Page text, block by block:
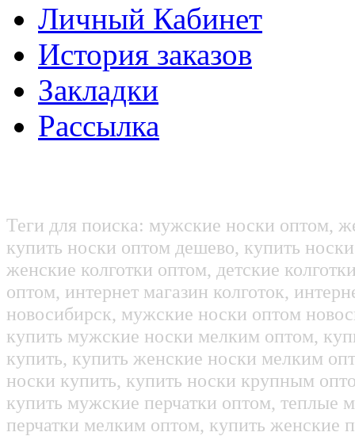
Личный Кабинет
История заказов
Закладки
Рассылка
Теги для поиска: мужские носки оптом,
купить носки оптом дешево, купить
женские колготки оптом, детские
оптом, интернет магазин колготок,
новосибирск, мужские носки оптом
купить мужские носки мелким оптом,
купить, купить женские носки мелким
носки купить, купить носки крупным
купить мужские перчатки оптом, теплые
перчатки мелким оптом, купить женские